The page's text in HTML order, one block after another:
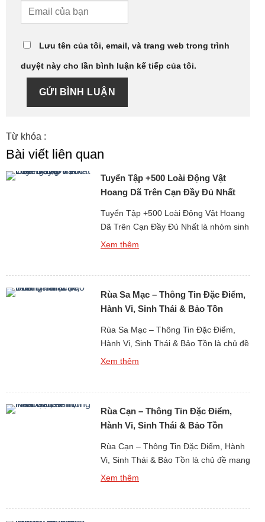
Lưu tên của tôi, email, và trang web trong trình
duyệt này cho lần bình luận kế tiếp của tôi.
GỬI BÌNH LUẬN
Từ khóa :
Bài viết liên quan
Tuyển Tập +500 Loài Động Vật
Hoang Dã Trên Cạn Đầy Đủ Nhất
Tuyển Tập +500 Loài Động Vật Hoang
Dã Trên Cạn Đầy Đủ Nhất là nhóm sinh
vật đóng vai trò trung tâm trong việc
trường tự nhiên như rừng […]
Xem thêm
Rùa Sa Mạc – Thông Tin Đặc Điểm,
Hành Vi, Sinh Thái & Bảo Tồn
Rùa Sa Mạc – Thông Tin Đặc Điểm,
Hành Vi, Sinh Thái & Bảo Tồn là chủ đề
có ý nghĩa quan trọng trong nghiên cứu
trong số ít loài bò […]
Xem thêm
Rùa Cạn – Thông Tin Đặc Điểm,
Hành Vi, Sinh Thái & Bảo Tồn
Rùa Cạn – Thông Tin Đặc Điểm, Hành
Vi, Sinh Thái & Bảo Tồn là chủ đề mang
nhiều giá trị khoa học và sinh thái trong
Xem thêm